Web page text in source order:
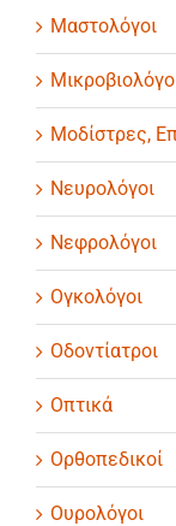
Μαστολόγοι
Μοδίστρες,
Νευρολόγοι
Νεφρολόγοι
Ογκολόγοι
Οδοντίατροι
Οπτικά
Ορθοπεδικοί
Ουρολόγοι